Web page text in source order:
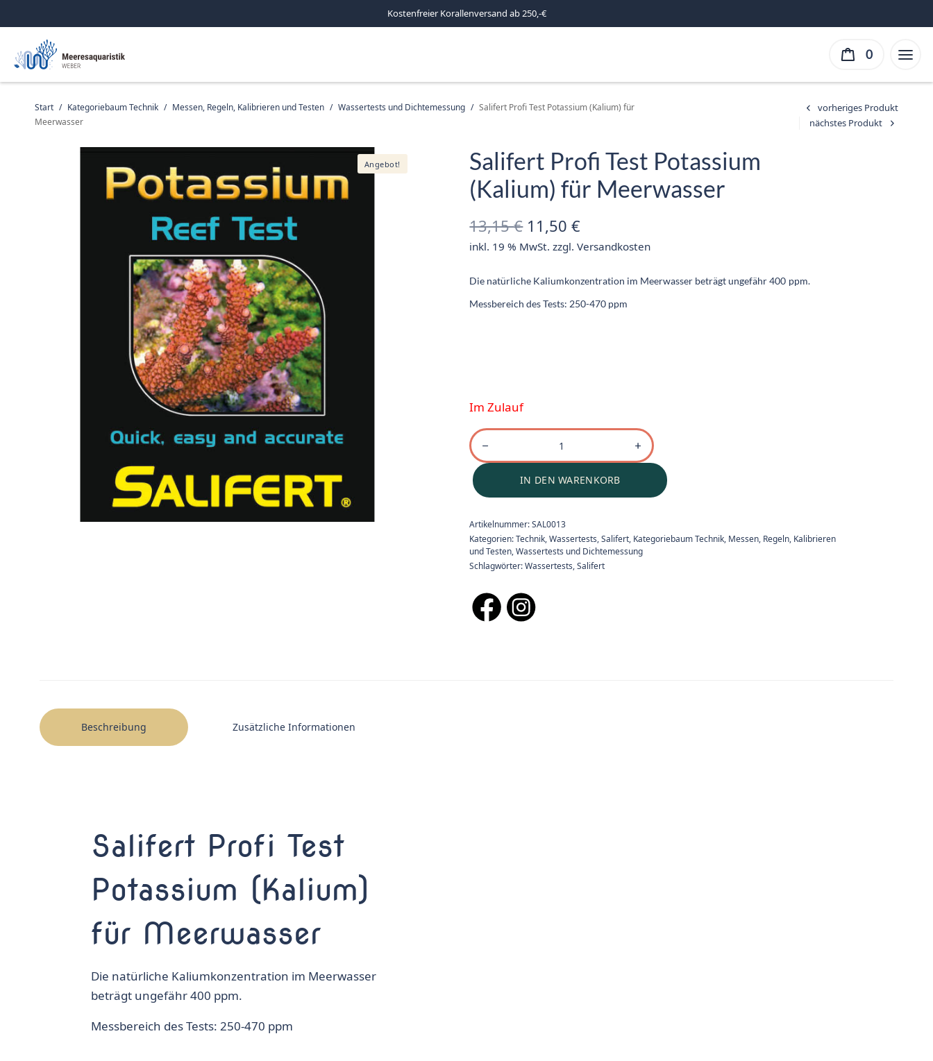
Kostenfreier Korallenversand ab 250,-€
0
Start / Kategoriebaum Technik / Messen, Regeln, Kalibrieren und Testen / Wassertests und Dichtemessung / Salifert Profi Test Potassium (Kalium) für
Meerwasser
Angebot!
Salifert Profi Test Potassium
(Kalium) für Meerwasser
13,15€ Ursprünglicher
Preis war:
13,15 €
11,50€
Preis ist:
11,50 €.
inkl. 19 % MwSt. zzgl.Versandkosten
Die natürliche Kaliumkonzentration im Meerwasser beträgt ungefähr 400 ppm.
Messbereich des Tests: 250-470 ppm
Im Zulauf
IN DEN WARENKORB
Artikelnummer:SAL0013
Kategorien:Technik,Wassertests,Salifert, Kategoriebaum Technik, Messen, Regeln, Kalibrieren
und Testen,Wassertests und Dichtemessung
Schlagwörter:Wassertests,Salifert
Beschreibung Zusätzliche Informationen
Salifert Profi Test
Potassium (Kalium)
für Meerwasser
Die natürliche Kaliumkonzentration im Meerwasser
beträgt ungefähr 400 ppm.
Messbereich des Tests: 250-470 ppm